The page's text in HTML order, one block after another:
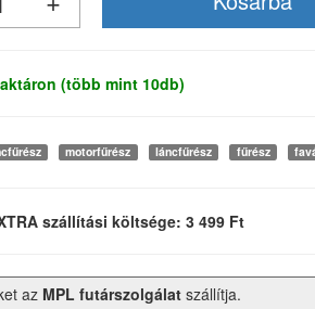
(több mint 10db)
motorfűrész láncfűrész fűrész
szállítási költsége: 3 499 Ft
az MPL futárszolgálat szállítja.